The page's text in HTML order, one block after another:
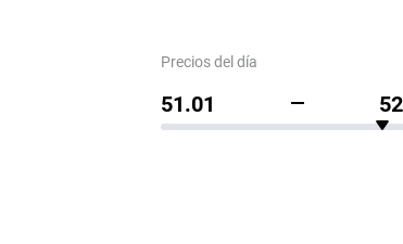
Precios del día
51.01